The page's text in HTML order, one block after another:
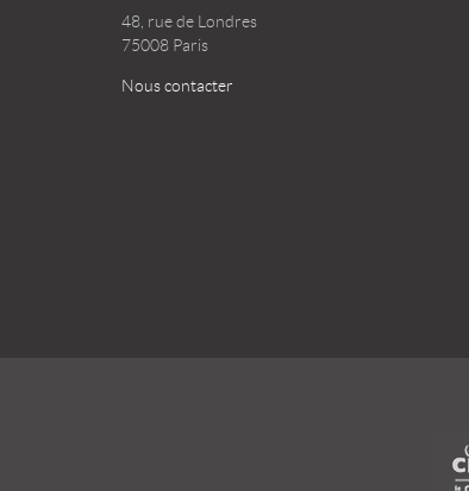
48, rue de Londres
75008 Paris
Nous contacter